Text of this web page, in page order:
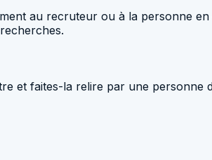
au recruteur ou à la personne
et faites-la relire par une personne